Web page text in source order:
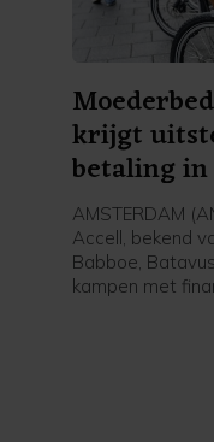
krijgt
betaling
AMSTERDAM
Accell, bekend
Babboe,
kampen met